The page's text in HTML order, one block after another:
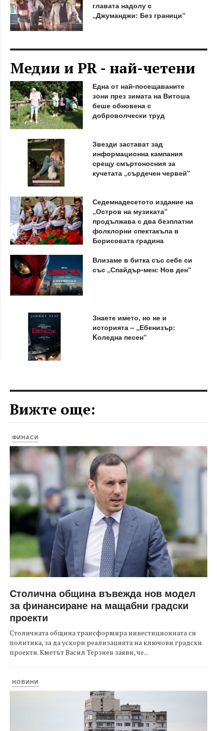
главата надолу с
„Джуманджи: Без граници“
Медии и PR - най-четени
Една от най-посещаваните
зони през зимата на Витоша
беше обновена с
доброволчески труд
Звезди застават зад
информационна кампания
срещу смъртоносния за
кучетата „сърдечен червей“
Седемнадесетото издание на
„Остров на музиката“
продължава с два безплатни
фолклорни спектакъла в
Борисовата градина
Влизаме в битка със себе си
със „Спайдър-мен: Нов ден“
Знаете името, но не и
историята – „Ебенизър:
Kоледна песен“
Вижте още:
ФИНАСИ
Столична община въвежда нов модел
за финансиране на мащабни градски
проекти
Столичната община трансформира инвестиционната си
политика, за да ускори реализацията на ключови градски
проекти. Кметът Васил Терзиев заяви, че...
НОВИНИ